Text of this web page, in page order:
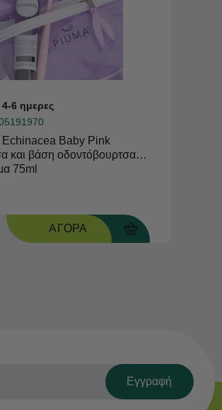
6 ημερες
Echinacea Baby Pink
και βάση οδοντόβουρτσας
75ml
ΑΓΟΡΑ
Εγγραφή